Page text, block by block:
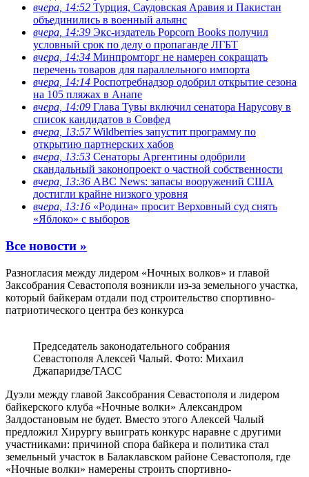
вчера, 14:52 Турция, Саудовская Аравия и Пакистан
объединились в военный альянс
вчера, 14:39 Экс-издатель Popcorn Books получил
условный срок по делу о пропаганде ЛГБТ
вчера, 14:34 Минпромторг не намерен сокращать
перечень товаров для параллельного импорта
вчера, 14:14 Роспотребнадзор одобрил открытие сезона
на 105 пляжах в Анапе
вчера, 14:09 Глава Тувы включил сенатора Нарусову в
список кандидатов в Совфед
вчера, 13:57Wildberries запустит программу по
открытию партнерских хабов
вчера, 13:53 Сенаторы Аргентины одобрили
скандальный законопроект о частной собственности
вчера, 13:36 ABC News: запасы вооружений США
достигли крайне низкого уровня
вчера, 13:16 «Родина» просит Верховный суд снять
«Яблоко» с выборов
Все новости »
Разногласия между лидером «Ночных волков» и главой
Заксобрания Севастополя возникли из-за земельного участка,
который байкерам отдали под строительство спортивно-
патриотического центра без конкурса
Председатель законодательного собрания
Севастополя Алексей Чалый. Фото: Михаил
Джапаридзе/ТАСС
Дуэли между главой Заксобрания Севастополя и лидером
байкерского клуба «Ночные волки» Александром
Залдостановым не будет. Вместо этого Алексей Чалый
предложил Хирургу выиграть конкурс наравне с другими
участниками: причиной спора байкера и политика стал
земельный участок в Балаклавском районе Севастополя, где
«Ночные волки» намерены строить спортивно-